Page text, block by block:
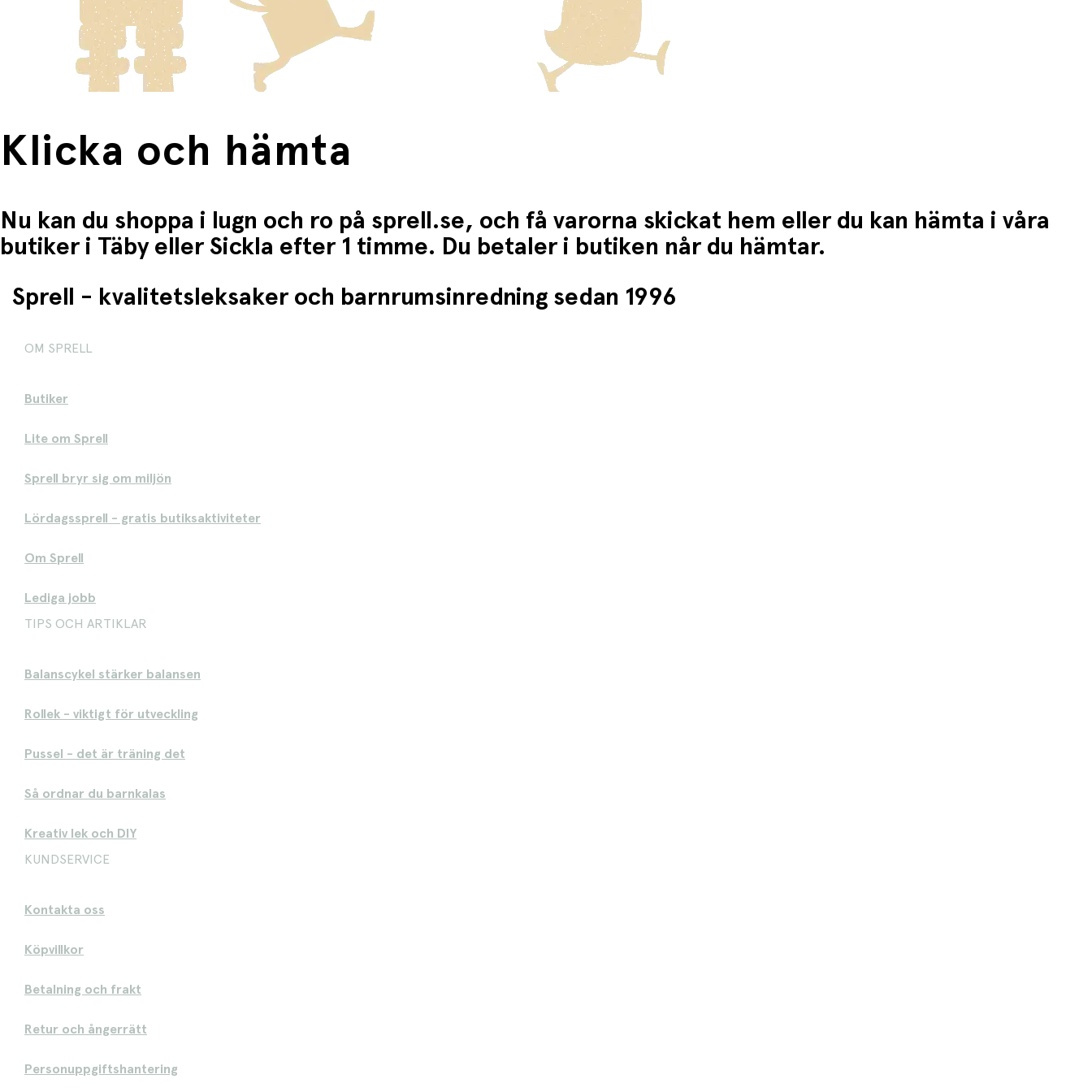
Klicka och hämta
Nu kan du shoppa i lugn och ro på sprell.se, och få varorna skickat hem eller du kan hämta i våra
butiker i Täby eller Sickla efter 1 timme. Du betaler i butiken når du hämtar.
Sprell - kvalitetsleksaker och barnrumsinredning sedan 1996
OM SPRELL
Butiker
Lite om Sprell
Sprell bryr sig om miljön
Lördagssprell - gratis butiksaktiviteter
Om Sprell
Lediga jobb
TIPS OCH ARTIKLAR
Balanscykel stärker balansen
Rollek - viktigt för utveckling
Pussel - det är träning det
Så ordnar du barnkalas
Kreativ lek och DIY
KUNDSERVICE
Kontakta oss
Köpvillkor
Betalning och frakt
Retur och ångerrätt
Personuppgiftshantering